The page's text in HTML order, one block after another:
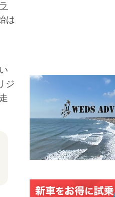
は
ジ